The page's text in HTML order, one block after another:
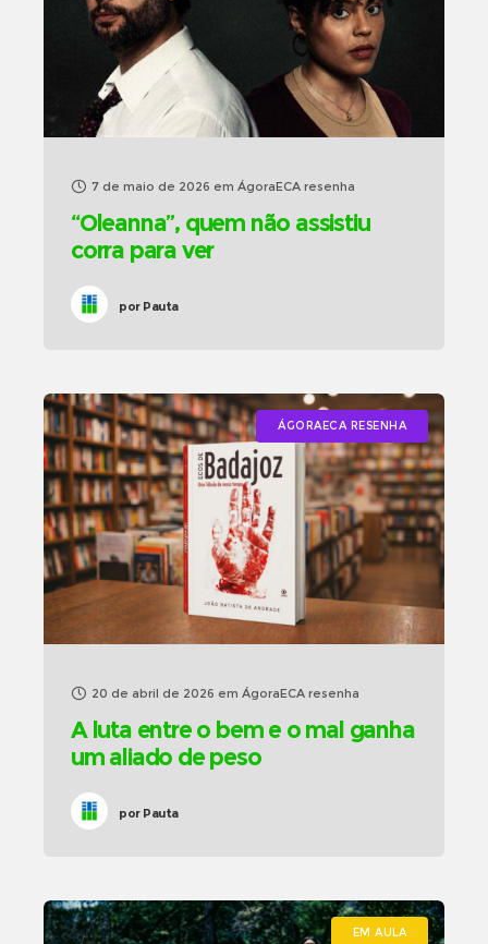
7 de maio de 2026 em ÁgoraECA resenha
“Oleanna”, quem não assistiu
corra para ver
porPauta
ÁGORAECA RESENHA
20 de abril de 2026 em ÁgoraECA resenha
A luta entre o bem e o mal ganha
um aliado de peso
porPauta
EM AULA